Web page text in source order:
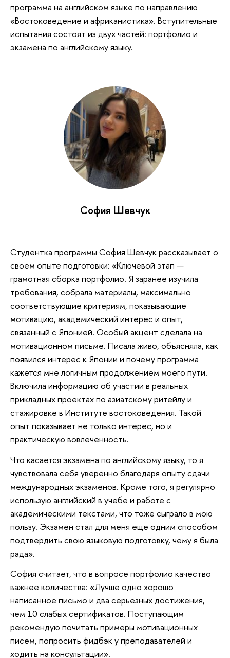
программа на английском языке по направлению
«Востоковедение и африканистика». Вступительные
испытания состоят из двух частей: портфолио и
экзамена по английскому языку.
София Шевчук
Студентка программы София Шевчук рассказывает о
своем опыте подготовки: «Ключевой этап —
грамотная сборка портфолио. Я заранее изучила
требования, собрала материалы, максимально
соответствующие критериям, показывающие
мотивацию, академический интерес и опыт,
связанный с Японией. Особый акцент сделала на
мотивационном письме. Писала живо, объясняла, как
появился интерес к Японии и почему программа
кажется мне логичным продолжением моего пути.
Включила информацию об участии в реальных
прикладных проектах по азиатскому ритейлу и
стажировке в Институте востоковедения. Такой
опыт показывает не только интерес, но и
практическую вовлеченность.
Что касается экзамена по английскому языку, то я
чувствовала себя уверенно благодаря опыту сдачи
международных экзаменов. Кроме того, я регулярно
использую английский в учебе и работе с
академическими текстами, что тоже сыграло в мою
пользу. Экзамен стал для меня еще одним способом
подтвердить свою языковую подготовку, чему я была
рада».
София считает, что в вопросе портфолио качество
важнее количества: «Лучше одно хорошо
написанное письмо и два серьезных достижения,
чем 10 слабых сертификатов. Поступающим
рекомендую почитать примеры мотивационных
писем, попросить фидбэк у преподавателей и
ходить на консультации».